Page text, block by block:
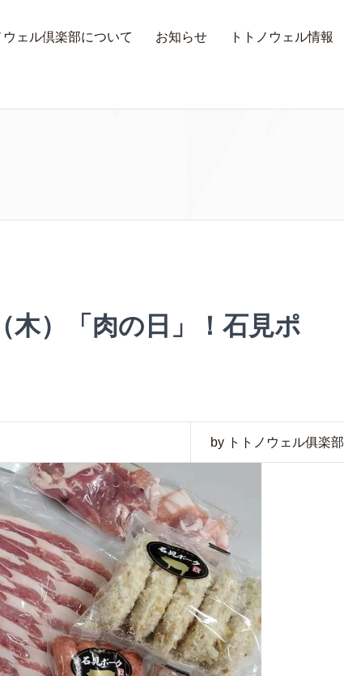
ウェル倶楽部について お知らせ トトノウェル情報
木）「肉の日」！石見ポ
by トトノウェル俱楽部